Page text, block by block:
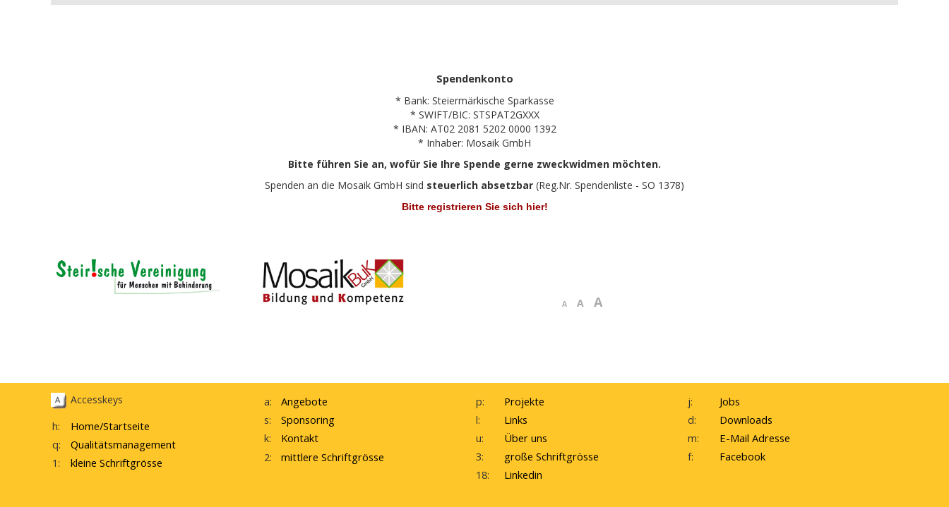
Spendenkonto
* Bank: Steiermärkische Sparkasse
* SWIFT/BIC: STSPAT2GXXX
* IBAN: AT02 2081 5202 0000 1392
* Inhaber: Mosaik GmbH
Bitte führen Sie an, wofür Sie Ihre Spende gerne zweckwidmen möchten.
Spenden an die Mosaik GmbH sind steuerlich absetzbar (Reg.Nr. Spendenliste - SO 1378)
Bitte registrieren Sie sich hier!
A A A
Accesskeys
h: Home/Startseite
q:
Qualitätsmanagement
1:
kleine Schriftgrösse
a:
Angebote
s:
Sponsoring
k:
Kontakt
2:
mittlere Schriftgrösse
p:
Projekte
l:
Links
u:
Über uns
3:
große Schriftgrösse
18:
Linkedin
j:
Jobs
d:
Downloads
m:
E-Mail Adresse
f:
Facebook